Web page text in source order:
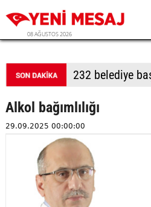
08 AĞUSTOS 2026
Alkol bağımlılığı
29.09.2025 00:00:00